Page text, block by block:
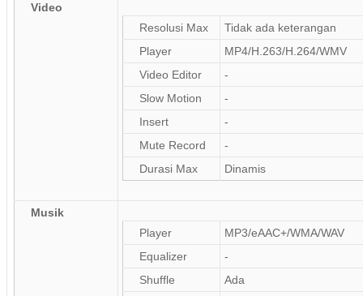
Video
Resolusi Max
Tidak ada keterangan
Player
MP4/H.263/H.264/WMV
Video Editor
-
Slow Motion
-
Insert
-
Mute Record
-
Durasi Max
Dinamis
Musik
Player
MP3/eAAC+/WMA/WAV
Equalizer
-
Shuffle
Ada